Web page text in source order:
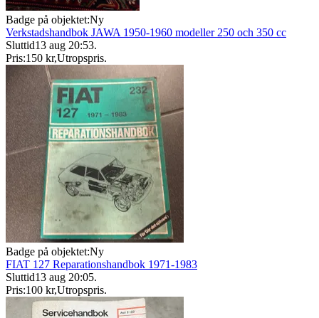
Badge på objektet:Ny
Verkstadshandbok JAWA 1950-1960 modeller 250 och 350 cc
Sluttid13 aug 20:53.
Pris:150 kr,Utropspris.
Badge på objektet:Ny
FIAT 127 Reparationshandbok 1971-1983
Sluttid13 aug 20:05.
Pris:100 kr,Utropspris.